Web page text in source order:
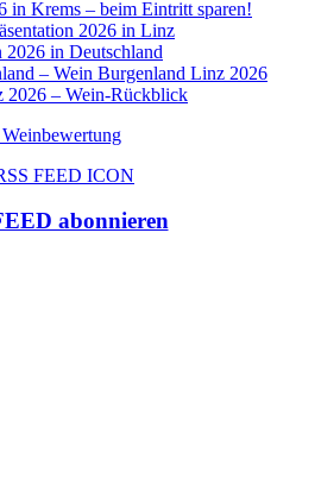
in Krems – beim Eintritt sparen!
2026 in Linz
2026 in Deutschland
– Wein Burgenland Linz 2026
2026 – Wein-Rückblick
abonnieren